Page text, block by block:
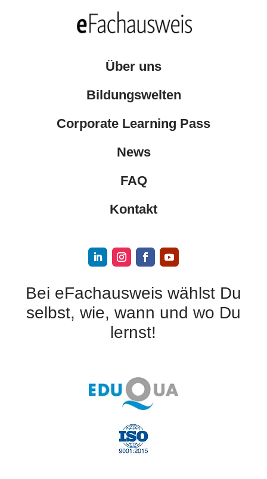
Über uns
Bildungswelten
Corporate Learning Pass
News
FAQ
Kontakt
Bei eFachausweis wählst Du
selbst, wie, wann und wo Du
lernst!